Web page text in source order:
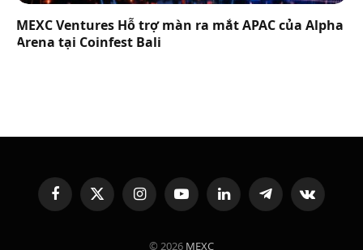
MEXC Ventures Hỗ trợ màn ra mắt APAC của Alpha
Arena tại Coinfest Bali
FacebookX
(Twitter)
InstagramYouTubeLinkedInTelegramVKontakte
© 2026 MEXC